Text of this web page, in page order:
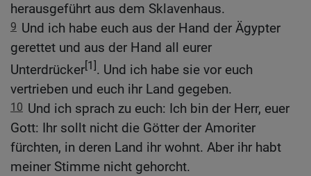
herausgeführt aus dem Sklavenhaus.
9 Und ich habe euch aus der Hand der Ägypter
gerettet und aus der Hand all eurer
Unterdrücker[1]. Und ich habe sie vor euch
vertrieben und euch ihr Land gegeben.
10 Und ich sprach zu euch: Ich bin der Herr, euer
Gott: Ihr sollt nicht die Götter der Amoriter
fürchten, in deren Land ihr wohnt. Aber ihr habt
meiner Stimme nicht gehorcht.